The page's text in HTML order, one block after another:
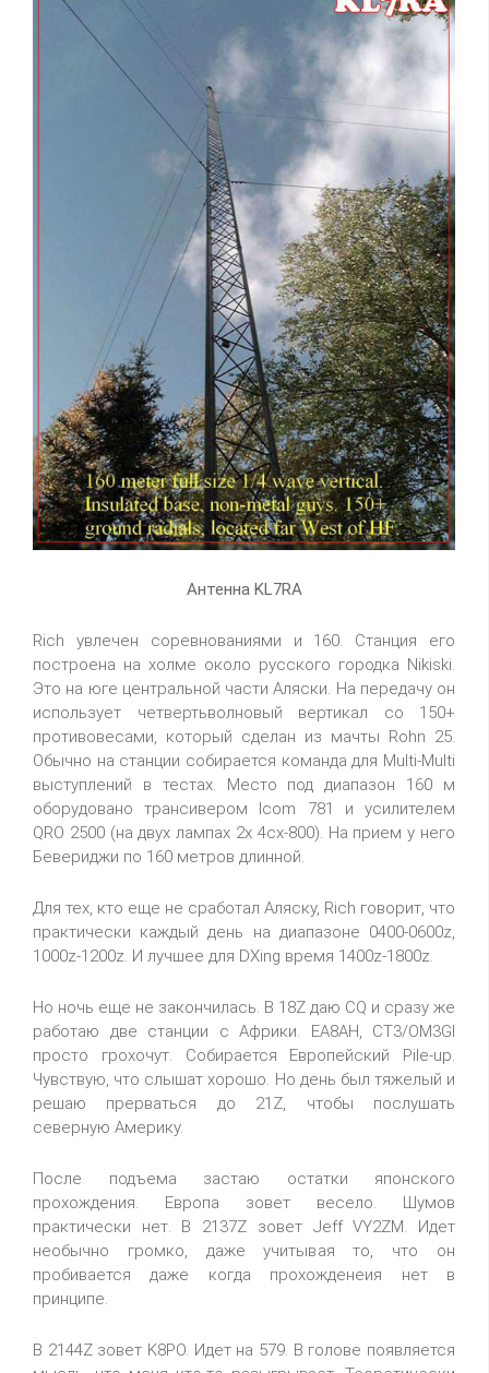
Антенна KL7RA
Rich увлечен соревнованиями и 160. Станция его
построена на холме около русского городка Nikiski.
Это на юге центральной части Аляски. На передачу он
использует четвертьволновый вертикал со 150+
противовесами, который сделан из мачты Rohn 25.
Обычно на станции собирается команда для Multi-Multi
выступлений в тестах. Место под диапазон 160 м
оборудовано трансивером Icom 781 и усилителем
QRO 2500 (на двух лампах 2x 4cx-800). На прием у него
Бевериджи по 160 метров длинной.
Для тех, кто еще не сработал Аляску, Rich говорит, что
практически каждый день на диапазоне 0400-0600z,
1000z-1200z. И лучшее для DXing время 1400z-1800z.
Но ночь еще не закончилась. В 18Z даю CQ и сразу же
работаю две станции с Африки. EA8AH, CT3/OM3GI
просто грохочут. Собирается Европейский Pile-up.
Чувствую, что слышат хорошо. Но день был тяжелый и
решаю прерваться до 21Z, чтобы послушать
северную Америку.
После подъема застаю остатки японского
прохождения. Европа зовет весело. Шумов
практически нет. В 2137Z зовет Jeff VY2ZM. Идет
необычно громко, даже учитывая то, что он
пробивается даже когда прохожденеия нет в
принципе.
В 2144Z зовет K8PO. Идет на 579. В голове появляется